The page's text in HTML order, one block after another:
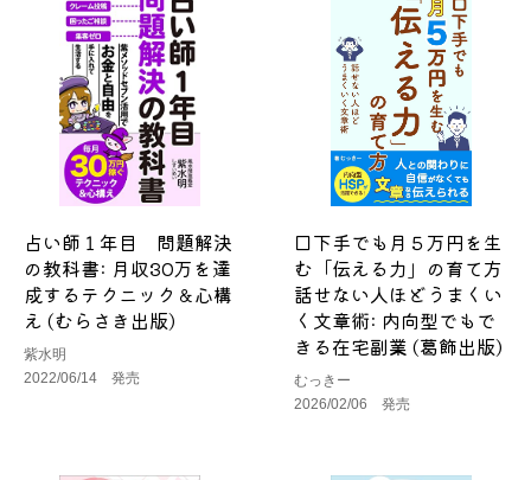
占い師１年目 問題解決
の教科書: 月収30万を達
成するテクニック＆心構
え (むらさき出版)
紫水明
2022/06/14 発売
口下手でも月５万円を生
む「伝える力」の育て方
話せない人ほどうまくい
く文章術: 内向型でもで
きる在宅副業 (葛飾出版)
むっきー
2026/02/06 発売